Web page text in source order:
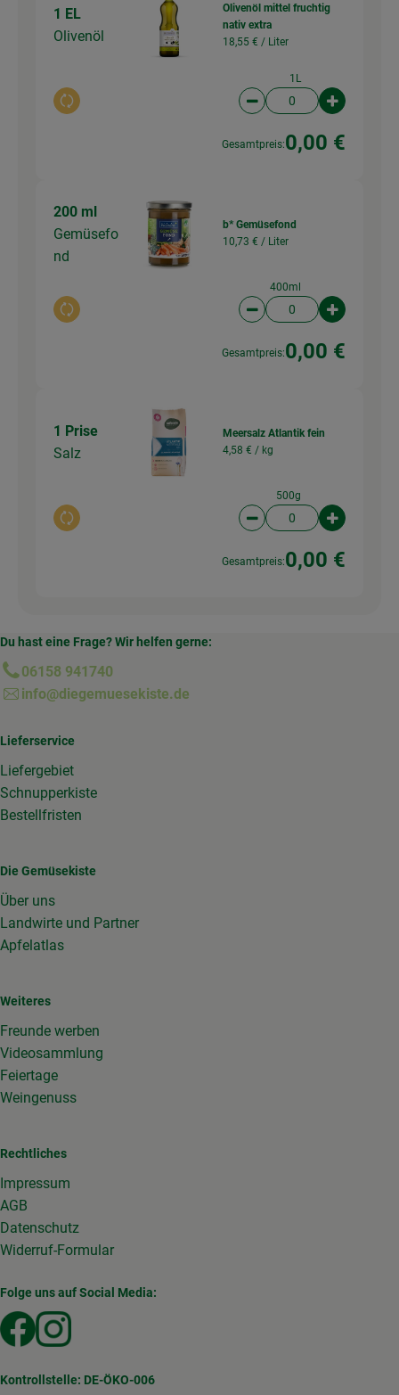
1 EL
Olivenöl
Auswahl ändern
Olivenöl mittel fruchtig
nativ extra
18,55 € / Liter
1L
Artikelanzahl
Gesamtpreis:0,00 €
200 ml
Gemüsefo
nd
Auswahl ändern
b* Gemüsefond
10,73 € / Liter
400ml
Artikelanzahl
Gesamtpreis:0,00 €
1 Prise
Salz
Auswahl ändern
Meersalz Atlantik fein
4,58 € / kg
500g
Artikelanzahl
Gesamtpreis:0,00 €
Du hast eine Frage? Wir helfen gerne:
06158 941740
info@diegemuesekiste.de
Lieferservice
Liefergebiet
Schnupperkiste
Bestellfristen
Die Gemüsekiste
Über uns
Landwirte und Partner
Apfelatlas
Weiteres
Freunde werben
Videosammlung
Feiertage
Weingenuss
Rechtliches
Impressum
AGB
Datenschutz
Widerruf-Formular
Folge uns auf Social Media:
Externer Link zu https://www.facebook.com/
Externer Link zu https://www.instagram.com/
Kontrollstelle: DE-ÖKO-006